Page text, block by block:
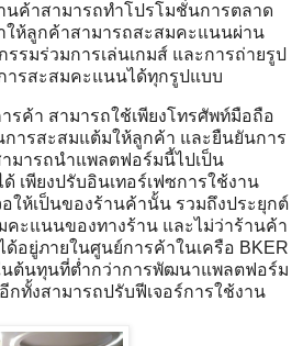
นค้าสามารถทำโปรโมชั่นการตลาด
ให้ลูกค้าสามารถสะสมคะแนนผ่าน
รมร่วมการเล่นเกมส์ และการถ่ายรูป
ารสะสมคะแนนได้ทุกรูปแบบ
รค้า สามารถใช้เพียงโทรศัพท์มือถือ
ารสะสมแต้มให้ลูกค้า และยืนยันการ
มารถนำแพลตฟอร์มนี้ไปเป็น
เพียงปรับอินเทอร์เฟซการใช้งาน
ให้เป็นของร้านค้านั้น รวมถึงประยุกต์
คะแนนของทางร้าน และไม่ว่าร้านค้า
อยู่ภายในศูนย์การค้าในเครือ BKER
นต้นทุนที่ต่ำกว่าการพัฒนาแพลตฟอร์ม
กทั้งสามารถปรับฟีเจอร์การใช้งาน